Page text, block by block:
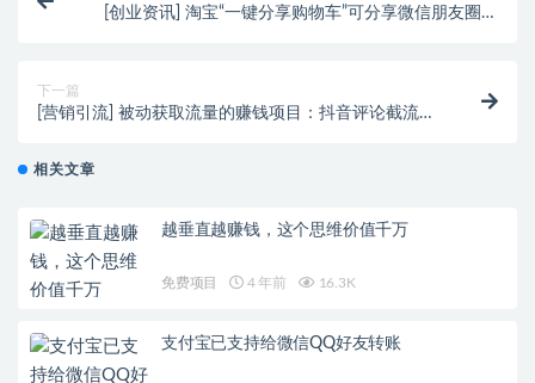
[创业资讯] 淘宝“一键分享购物车”可分享微信朋友圈和
下一篇
[营销引流] 被动获取流量的赚钱项目：抖音评论截流卖
相关文章
越垂直越赚钱，这个思维价值千万
免费项目 4 年前 16.3K
支付宝已支持给微信QQ好友转账